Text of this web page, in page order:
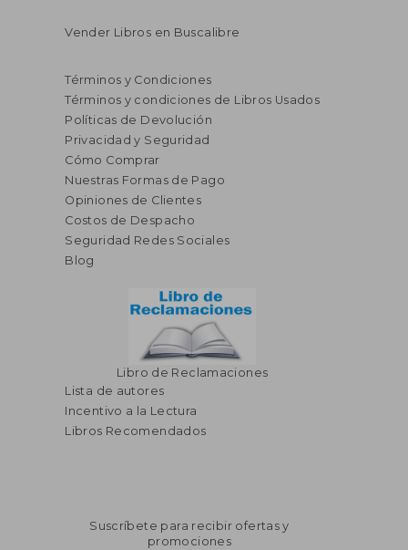
Vender Libros en Buscalibre
Términos y Condiciones
Términos y condiciones de Libros Usados
Políticas de Devolución
Privacidad y Seguridad
Cómo Comprar
Nuestras Formas de Pago
Opiniones de Clientes
Costos de Despacho
Seguridad Redes Sociales
Blog
Libro de Reclamaciones
Lista de autores
Incentivo a la Lectura
Libros Recomendados
Suscríbete para recibir ofertas y
promociones